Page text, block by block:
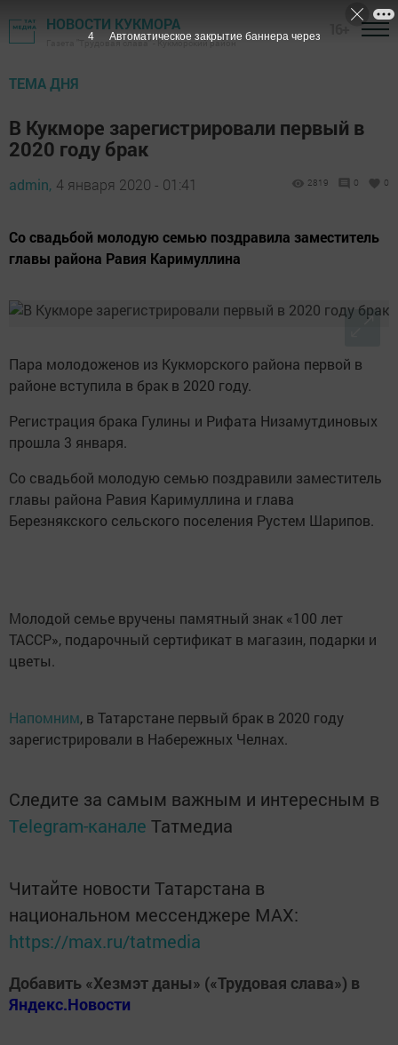
НОВОСТИ КУКМОРА
Газета "Трудовая слава" - Кукморский район
ТЕМА ДНЯ
В Кукморе зарегистрировали первый в
2020 году брак
admin, 4 января 2020 - 01:41 2819 0 0
Со свадьбой молодую семью поздравила заместитель
главы района Равия Каримуллина
Пара молодоженов из Кукморского района первой в
районе вступила в брак в 2020 году.
Регистрация брака Гулины и Рифата Низамутдиновых
прошла 3 января.
Со свадьбой молодую семью поздравили заместитель
главы района Равия Каримуллина и глава
Березнякского сельского поселения Рустем Шарипов.
Молодой семье вручены памятный знак «100 лет
ТАССР», подарочный сертификат в магазин, подарки и
цветы.
Напомним, в Татарстане первый брак в 2020 году
зарегистрировали в Набережных Челнах.
Следите за самым важным и интересным в
Telegram-канале Татмедиа
Читайте новости Татарстана в
национальном мессенджере MАХ:
https://max.ru/tatmedia
Добавить «Хезмэт даны» («Трудовая слава») в
Яндекс.Новости
3 Автоматическое закрытие баннера через